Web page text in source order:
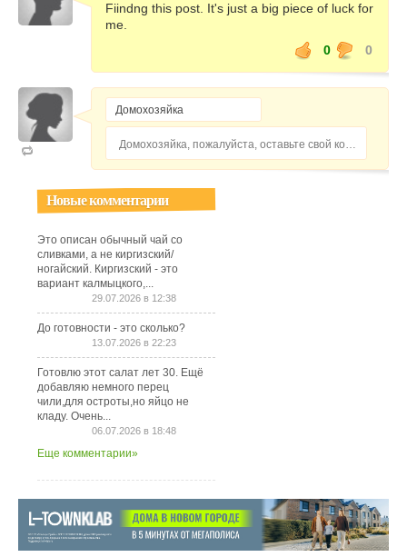
Fiindng this post. It's just a big piece of luck for
me.
0
0
Домохозяйка, пожалуйста, оставьте свой комментарий...
Новые комментарии
Это описан обычный чай со
сливками, а не киргизский/
ногайский. Киргизский - это
вариант калмыцкого,...
29.07.2026 в 12:38
До готовности - это сколько?
13.07.2026 в 22:23
Готовлю этот салат лет 30. Ещё
добавляю немного перец
чили,для остроты,но яйцо не
кладу. Очень...
06.07.2026 в 18:48
Еще комментарии»